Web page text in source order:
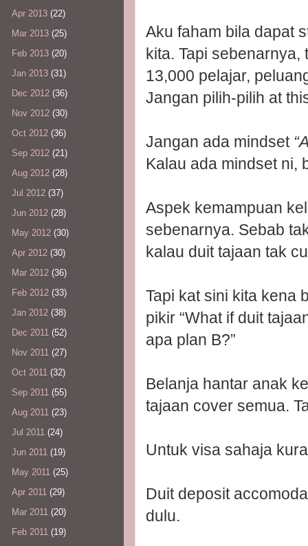
Aku faham bila dapat
kita. Tapi
13,000 pelajar,
Jangan pilih-pilih at
Jangan ada mindset
Kalau ada mindset ni,
Aspek kemampuan
sebenarnya. Sebab
kalau duit tajaan tak
Tapi kat sini kita kena
pikir “What if duit
apa plan B?”
Belanja hantar anak
tajaan cover semua.
Untuk visa sahaja
Duit deposit
dulu.
Apr 2013 (22)
Mar 2013 (25)
Feb 2013 (20)
Jan 2013 (31)
Dec 2012 (36)
Nov 2012 (30)
Oct 2012 (36)
Sep 2012 (21)
Aug 2012 (28)
Jul 2012 (37)
Jun 2012 (28)
May 2012 (30)
Apr 2012 (30)
Mar 2012 (36)
Feb 2012 (33)
Jan 2012 (38)
Dec 2011 (52)
Nov 2011 (27)
Oct 2011 (32)
Sep 2011 (55)
Aug 2011 (23)
Jul 2011 (24)
Jun 2011 (19)
May 2011 (25)
Apr 2011 (29)
Mar 2011 (20)
Feb 2011 (19)